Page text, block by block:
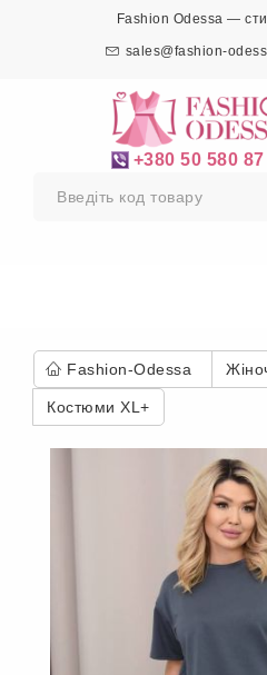
Fashion Odessa —
sales@fashion-
+380 50 580
Fashion-Odessa
Костюми XL+